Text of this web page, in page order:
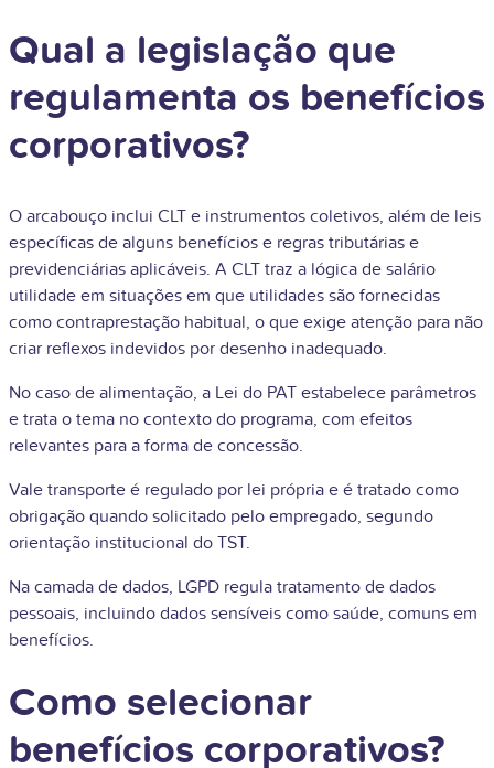
Qual a legislação que
regulamenta os benefícios
corporativos?
O arcabouço inclui CLT e instrumentos coletivos, além de leis
específicas de alguns benefícios e regras tributárias e
previdenciárias aplicáveis. A CLT traz a lógica de salário
utilidade em situações em que utilidades são fornecidas
como contraprestação habitual, o que exige atenção para não
criar reflexos indevidos por desenho inadequado.
No caso de alimentação, a Lei do PAT estabelece parâmetros
e trata o tema no contexto do programa, com efeitos
relevantes para a forma de concessão.
Vale transporte é regulado por lei própria e é tratado como
obrigação quando solicitado pelo empregado, segundo
orientação institucional do TST.
Na camada de dados, LGPD regula tratamento de dados
pessoais, incluindo dados sensíveis como saúde, comuns em
benefícios.
Como selecionar
benefícios corporativos?